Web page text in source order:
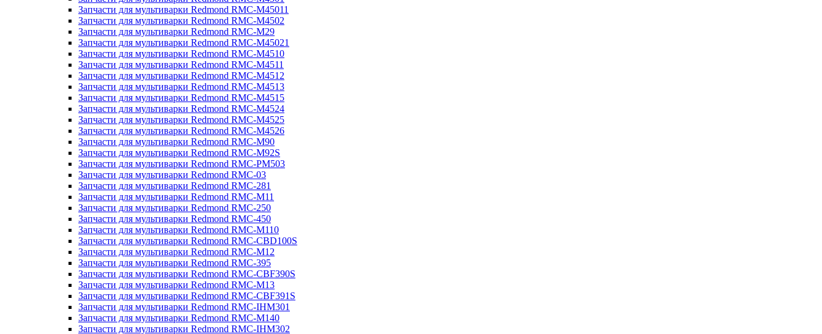
Запчасти для мультиварки Redmond RMC-M45011
Запчасти для мультиварки Redmond RMC-M4502
Запчасти для мультиварки Redmond RMC-M29
Запчасти для мультиварки Redmond RMC-M45021
Запчасти для мультиварки Redmond RMC-M4510
Запчасти для мультиварки Redmond RMC-M4511
Запчасти для мультиварки Redmond RMC-M4512
Запчасти для мультиварки Redmond RMC-M4513
Запчасти для мультиварки Redmond RMC-M4515
Запчасти для мультиварки Redmond RMC-M4524
Запчасти для мультиварки Redmond RMC-M4525
Запчасти для мультиварки Redmond RMC-M4526
Запчасти для мультиварки Redmond RMC-M90
Запчасти для мультиварки Redmond RMC-M92S
Запчасти для мультиварки Redmond RMC-PM503
Запчасти для мультиварки Redmond RMC-03
Запчасти для мультиварки Redmond RMC-281
Запчасти для мультиварки Redmond RMC-M11
Запчасти для мультиварки Redmond RMC-250
Запчасти для мультиварки Redmond RMC-450
Запчасти для мультиварки Redmond RMC-M110
Запчасти для мультиварки Redmond RMC-CBD100S
Запчасти для мультиварки Redmond RMC-M12
Запчасти для мультиварки Redmond RMC-395
Запчасти для мультиварки Redmond RMC-CBF390S
Запчасти для мультиварки Redmond RMC-M13
Запчасти для мультиварки Redmond RMC-CBF391S
Запчасти для мультиварки Redmond RMC-IHM301
Запчасти для мультиварки Redmond RMC-M140
Запчасти для мультиварки Redmond RMC-IHM302